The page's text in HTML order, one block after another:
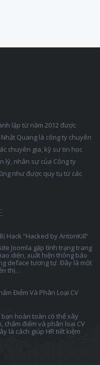
lập từ năm 2012 được
Quang là công ty chuyên
chuyên gia, kỹ sư tin học
lý, nhân sự của Công ty
như được quy tụ từ các
Hack “Hacked by AntonKill”
Joomla gặp tình trạng trang
diện, xuất hiện thông báo
deface tương tự. Đây là một
thị…
Điểm Và Phân Loại CV
hoàn toàn có thể xây
chấm điểm và phân loại CV
là cách giúp HR tiết kiệm